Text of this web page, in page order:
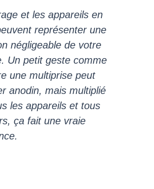
et les appareils en
représenter une
négligeable de votre
Un petit geste comme
une multiprise peut
anodin, mais multiplié
les appareils et tous
ça fait une vraie